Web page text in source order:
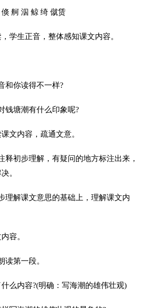
舸 泅 鲸 绮 僦赁
生正音，整体感知课文内容。
你读得不一样?
塘潮有什么印象呢?
内容，疏通文意。
初步理解，有疑问的地方标注出来，
。
解课文意思的基础上，理解课文内
容。
第一段。
内容?(明确：写海潮的雄伟壮观)